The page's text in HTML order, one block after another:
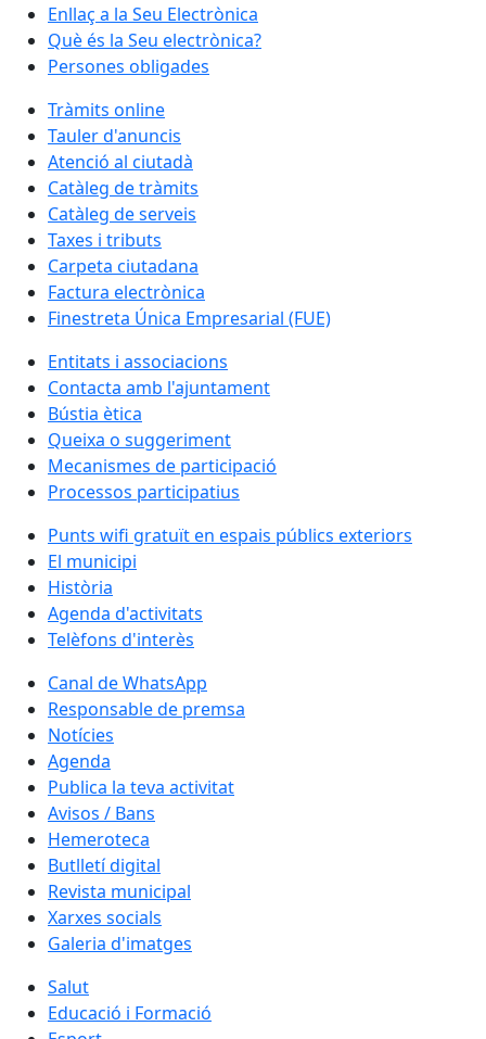
Enllaç a la Seu Electrònica
Què és la Seu electrònica?
Persones obligades
Tràmits online
Tauler d'anuncis
Atenció al ciutadà
Catàleg de tràmits
Catàleg de serveis
Taxes i tributs
Carpeta ciutadana
Factura electrònica
Finestreta Única Empresarial (FUE)
Entitats i associacions
Contacta amb l'ajuntament
Bústia ètica
Queixa o suggeriment
Mecanismes de participació
Processos participatius
Punts wifi gratuït en espais públics exteriors
El municipi
Història
Agenda d'activitats
Telèfons d'interès
Canal de WhatsApp
Responsable de premsa
Notícies
Agenda
Publica la teva activitat
Avisos / Bans
Hemeroteca
Butlletí digital
Revista municipal
Xarxes socials
Galeria d'imatges
Salut
Educació i Formació